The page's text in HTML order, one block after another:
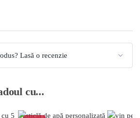
Lasă o recenzie
cu...